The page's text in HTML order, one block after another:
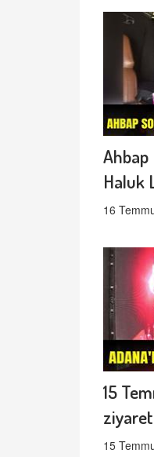
Ahbap
Haluk
16
15
15